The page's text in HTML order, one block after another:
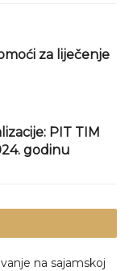
za liječenje
PIT TIM
godinu
na sajamskoj